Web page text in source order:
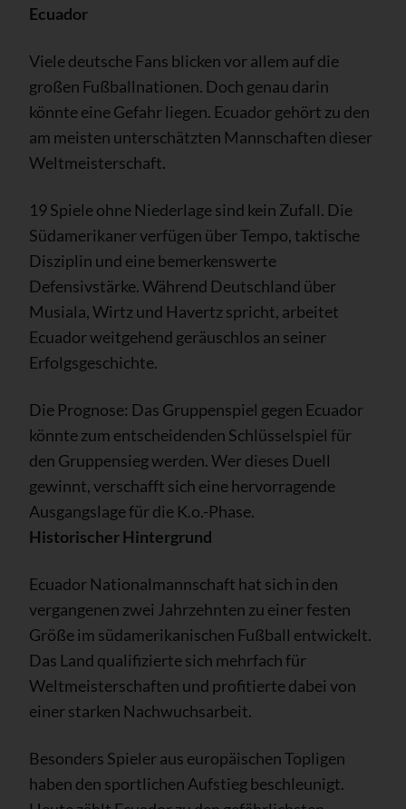
Ecuador
Viele deutsche Fans blicken vor allem auf die
großen Fußballnationen. Doch genau darin
könnte eine Gefahr liegen. Ecuador gehört zu den
am meisten unterschätzten Mannschaften dieser
Weltmeisterschaft.
19 Spiele ohne Niederlage sind kein Zufall. Die
Südamerikaner verfügen über Tempo, taktische
Disziplin und eine bemerkenswerte
Defensivstärke. Während Deutschland über
Musiala, Wirtz und Havertz spricht, arbeitet
Ecuador weitgehend geräuschlos an seiner
Erfolgsgeschichte.
Die Prognose: Das Gruppenspiel gegen Ecuador
könnte zum entscheidenden Schlüsselspiel für
den Gruppensieg werden. Wer dieses Duell
gewinnt, verschafft sich eine hervorragende
Ausgangslage für die K.o.-Phase.
Historischer Hintergrund
Ecuador Nationalmannschaft hat sich in den
vergangenen zwei Jahrzehnten zu einer festen
Größe im südamerikanischen Fußball entwickelt.
Das Land qualifizierte sich mehrfach für
Weltmeisterschaften und profitierte dabei von
einer starken Nachwuchsarbeit.
Besonders Spieler aus europäischen Topligen
haben den sportlichen Aufstieg beschleunigt.